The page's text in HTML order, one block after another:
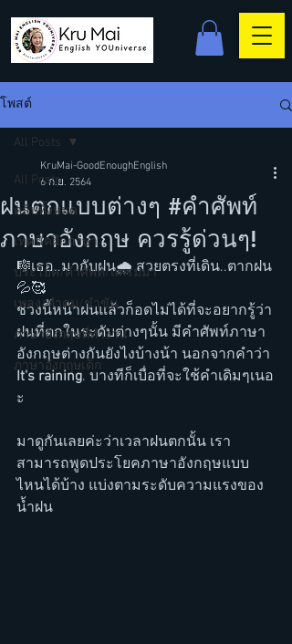
โพสต์
All Posts
คลิปทั้งหมด
เทคนิคฝึกภาษา
ประโยค/คำศัพท์/แกรมม่า
เพลง/คำคม/ขำขัน
ภาษาอังกฤษที่ทำงาน
ภาษาอังกฤษเด็ก
All Posts
ฝนตกแบบต่างๆ #คำศัพท์
ภาษาอังกฤษ ควรรู้ด่วนๆ!
KruMai-GoodEnoughEnglish
6 ก.ย. 2564
🎼เธอ..มากับฝน🌧 สวยตรงที่เดิน..ตากฝน
💦🥰
ช่วงนี้หน้าฝนแล้วก็อดไม่ได้ที่จะอยากรู้ว่า
ฝนที่ตกในระดับต่างๆนั้น มีคำศัพท์ภาษา
อังกฤษต่างกันยังไงบ้างน้า นอกจากคำว่า
It's raining. บางทีก็เบื่อที่จะใช้คำเดิมๆเนอ
ะ
มาดูกันเลยค่ะว่าเวลาฝนตกนั้น เรา
สามารถพูดประโยคภาษาอังกฤษแบบ
ไหนได้บ้าง แบ่งตามระดับความแรงของ
น้ำฝน